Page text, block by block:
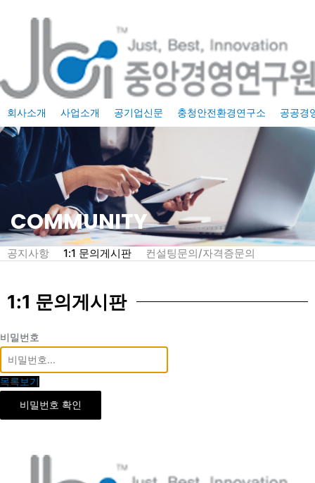
건
너
뛰
기
회사소개 사업소개 공기업신문 충청안전환경연구소 공공경
COMMUNITY
공지사항 1:1 문의게시판 컨설팅문의/자격증문의
1:1 문의게시판
비밀번호
목록보기
비밀번호 확인